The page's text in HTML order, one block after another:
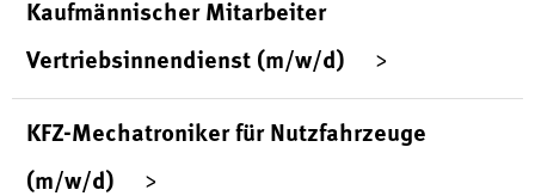
Kaufmännischer Mitarbeiter
Vertriebsinnendienst (m/w/d)
KFZ-Mechatroniker für Nutzfahrzeuge
(m/w/d)